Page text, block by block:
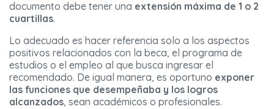
documento debe tener una extensión máxima de 1 o 2
cuartillas.
Lo adecuado es hacer referencia solo a los aspectos
positivos relacionados con la beca, el programa de
estudios o el empleo al que busca ingresar el
recomendado. De igual manera, es oportuno exponer
las funciones que desempeñaba y los logros
alcanzados, sean académicos o profesionales.